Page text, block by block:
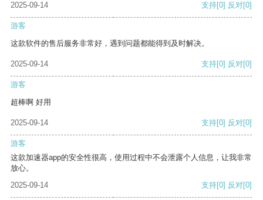
2025-09-14
支持[0] 反对[0]
游客
这款软件的售后服务非常好，遇到问题都能得到及时解决。
2025-09-14 支持[0] 反对[0]
游客
超棒啊 好用
2025-09-14 支持[0] 反对[0]
游客
这款加速器app的安全性很高，使用过程中不会泄露个人信息，让我非常
放心。
2025-09-14
支持[0] 反对[0]